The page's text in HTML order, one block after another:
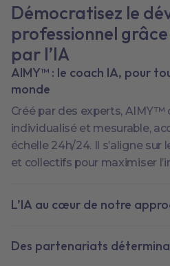
Démocratisez le
professionnel
par l’IA
AIMY™ : le coach IA, pour
monde
Créé par des experts, AIMY™
individualisé et mesurable,
échelle 24h/24. Il s’aligne sur
et collectifs pour maximiser
L’IA au cœur de notre
Des partenariats